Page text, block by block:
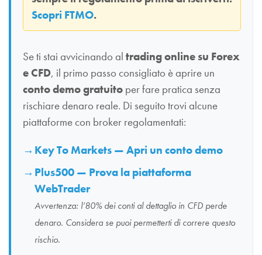
Scopri FTMO.
Se ti stai avvicinando al trading online su Forex
e CFD, il primo passo consigliato è aprire un
conto demo gratuito per fare pratica senza
rischiare denaro reale. Di seguito trovi alcune
piattaforme con broker regolamentati:
Key To Markets — Apri un conto demo
Plus500 — Prova la piattaforma
WebTrader
Avvertenza: l’80% dei conti al dettaglio in CFD perde
denaro. Considera se puoi permetterti di correre questo
rischio.